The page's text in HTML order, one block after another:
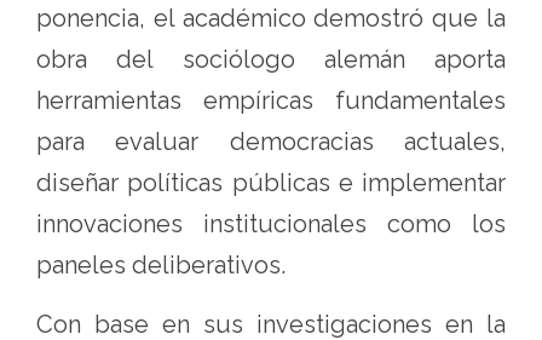
ponencia, el académico demostró que la
obra del sociólogo alemán aporta
herramientas empíricas fundamentales
para evaluar democracias actuales,
diseñar políticas públicas e implementar
innovaciones institucionales como los
paneles deliberativos.
Con base en sus investigaciones en la